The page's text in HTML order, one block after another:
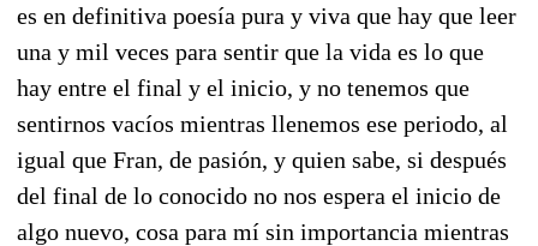
es en definitiva poesía pura y viva que hay que leer
una y mil veces para sentir que la vida es lo que
hay entre el final y el inicio, y no tenemos que
sentirnos vacíos mientras llenemos ese periodo, al
igual que Fran, de pasión, y quien sabe, si después
del final de lo conocido no nos espera el inicio de
algo nuevo, cosa para mí sin importancia mientras